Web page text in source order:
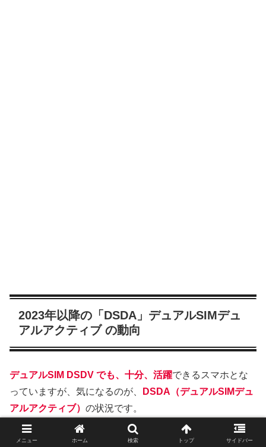
2023年以降の「DSDA」デュアルSIMデュ
アルアクティブ の動向
デュアルSIM DSDV でも、十分、活躍できるスマホとな
っていますが、気になるのが、
DSDA（デュアルSIMデュ
アルアクティブ） の状況です。
下記、プロセッサー（チップセット）が、DSDA対応とな
メニュー ホーム 検索 トップ サイドバー